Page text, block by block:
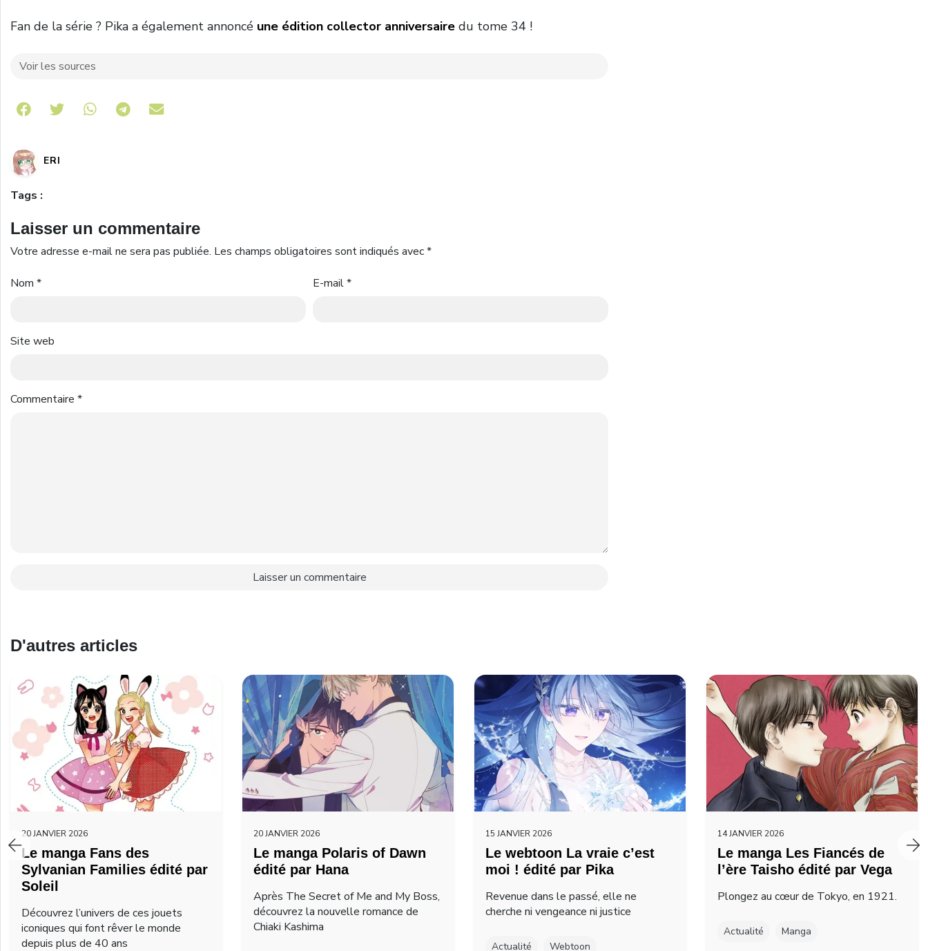
Fan de la série ? Pika a également annoncé une édition collector anniversaire du tome 34 !
Voir les sources
Share on Telegram
ERI
Tags :
Laisser un commentaire
Votre adresse e-mail ne sera pas publiée. Les champs obligatoires sont indiqués avec*
Nom * E-mail*
Site web
Commentaire *
D'autres articles
20 JANVIER 2026
Le manga Fans des
Sylvanian Families édité par
Soleil
Découvrez l’univers de ces jouets
iconiques qui font rêver le monde
depuis plus de 40 ans
20 JANVIER 2026
Le manga Polaris of Dawn
édité par Hana
Après The Secret of Me and My Boss,
découvrez la nouvelle romance de
Chiaki Kashima
15 JANVIER 2026
Le webtoon La vraie c’est
moi ! édité par Pika
Revenue dans le passé, elle ne
cherche ni vengeance ni justice
Actualité Webtoon
14 JANVIER 2026
Le manga Les Fiancés de
l’ère Taisho édité par Vega
Plongez au cœur de Tokyo, en 1921.
Actualité Manga